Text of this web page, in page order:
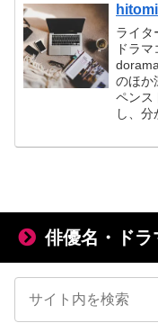
hitomi
ライタ
ドラ
のほか
ペンス
し、分
俳優名・ドラ